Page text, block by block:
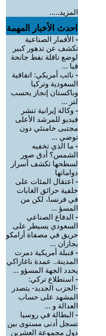
المزيد.....
احدث الأخبار المهمة
- الأقمار الصناعية
تكشف عن تدهور كبير
لوضع ناقلة نفط جانحة
قبا ...
- نائب أمريكي: اتفاقية
السعودية وتركيا
وباكستان إنجاز يحسب
لتر ...
- وكالة إيرانية تنشر
فيديو للمرشد الأعلى
مجتبى خامنئي دون
توضي ...
- ما الذي تخفيه
الشمس؟ أدق صور
لسطحها تكشف أسرار
دواماتها
- اعتقال المئات على
خلفية حرائق الغابات
في فرنسا، لكن من
المسؤ ...
- الدفاع الصناعي
السعودي يسيطر على
حريق في مصفاة أرامكو
بجازان ...
- قنبلة أمريكية دمرت
المدينة.. عمدة ناغازاكي
يحدد الجهة المسؤو ...
- استطلاع تركي:
-الحزب الجديد- يتصدر
المشهد على حساب
العدالة و ...
- البطالة في روسيا
تسجل أدنى مستوى بين
دول مجموعة العشرين